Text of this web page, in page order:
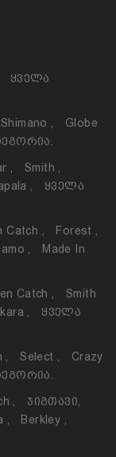
Ყველა
Shimano ,
Globe
, Smith ,
,
Ყველა
Catch , Forest ,
,
Made In
Catch ,
Smith
,
Ყველა
, Select ,
Crazy
,
Ჯიგთავი,
, Berkley ,